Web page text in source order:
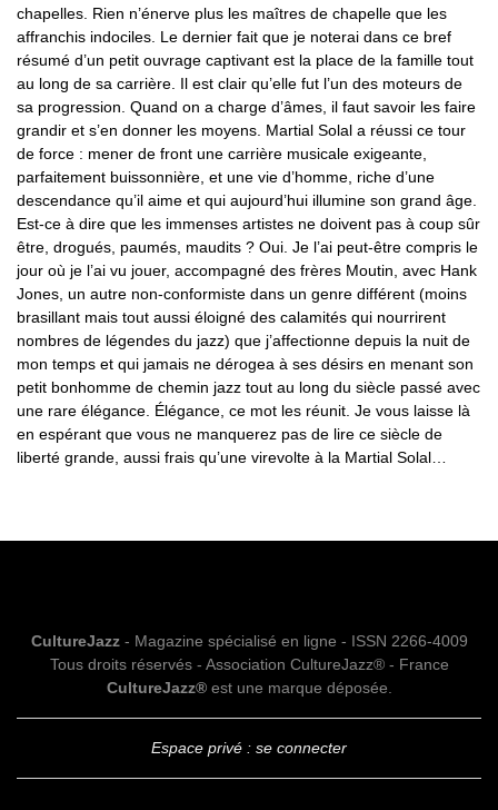
chapelles. Rien n’énerve plus les maîtres de chapelle que les
affranchis indociles. Le dernier fait que je noterai dans ce bref
résumé d’un petit ouvrage captivant est la place de la famille tout
au long de sa carrière. Il est clair qu’elle fut l’un des moteurs de
sa progression. Quand on a charge d’âmes, il faut savoir les faire
grandir et s’en donner les moyens. Martial Solal a réussi ce tour
de force : mener de front une carrière musicale exigeante,
parfaitement buissonnière, et une vie d’homme, riche d’une
descendance qu’il aime et qui aujourd’hui illumine son grand âge.
Est-ce à dire que les immenses artistes ne doivent pas à coup sûr
être, drogués, paumés, maudits ? Oui. Je l’ai peut-être compris le
jour où je l’ai vu jouer, accompagné des frères Moutin, avec Hank
Jones, un autre non-conformiste dans un genre différent (moins
brasillant mais tout aussi éloigné des calamités qui nourrirent
nombres de légendes du jazz) que j’affectionne depuis la nuit de
mon temps et qui jamais ne dérogea à ses désirs en menant son
petit bonhomme de chemin jazz tout au long du siècle passé avec
une rare élégance. Élégance, ce mot les réunit. Je vous laisse là
en espérant que vous ne manquerez pas de lire ce siècle de
liberté grande, aussi frais qu’une virevolte à la Martial Solal…
CultureJazz- Magazine spécialisé en ligne - ISSN 2266-4009
Tous droits réservés - Association CultureJazz® - France
CultureJazz®est une marque déposée.
Espace privé : se connecter